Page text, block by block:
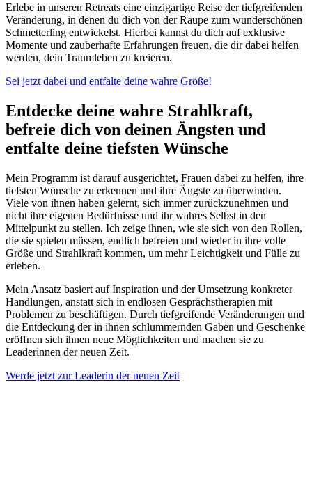
Erlebe in unseren Retreats eine einzigartige Reise der tiefgreifenden
Veränderung, in denen du dich von der Raupe zum wunderschönen
Schmetterling entwickelst. Hierbei kannst du dich auf exklusive
Momente und zauberhafte Erfahrungen freuen, die dir dabei helfen
werden, dein Traumleben zu kreieren.
Sei jetzt dabei und entfalte deine wahre Größe!
Entdecke deine wahre Strahlkraft,
befreie dich von deinen Ängsten und
entfalte deine tiefsten Wünsche
Mein Programm ist darauf ausgerichtet, Frauen dabei zu helfen, ihre
tiefsten Wünsche zu erkennen und ihre Ängste zu überwinden.
Viele von ihnen haben gelernt, sich immer zurückzunehmen und
nicht ihre eigenen Bedürfnisse und ihr wahres Selbst in den
Mittelpunkt zu stellen. Ich zeige ihnen, wie sie sich von den Rollen,
die sie spielen müssen, endlich befreien und wieder in ihre volle
Größe und Strahlkraft kommen, um mehr Leichtigkeit und Fülle zu
erleben.
Mein Ansatz basiert auf Inspiration und der Umsetzung konkreter
Handlungen, anstatt sich in endlosen Gesprächstherapien mit
Problemen zu beschäftigen. Durch tiefgreifende Veränderungen und
die Entdeckung der in ihnen schlummernden Gaben und Geschenke
eröffnen sich ihnen neue Möglichkeiten und machen sie zu
Leaderinnen der neuen Zeit.
Werde jetzt zur Leaderin der neuen Zeit